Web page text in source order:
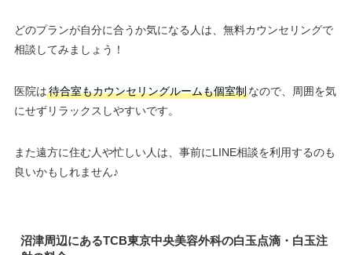
どのプランが自分に合うか気になる人は、無料カウンセリングで
相談してみましょう！
医院は待合室もカウンセリングルームも個室制なので、周囲を気
にせずリラックスしやすいです。
また遠方に住む人や忙しい人は、事前にLINE相談を利用するのも
良いかもしれません♪
沼津周辺にあるTCB東京中央美容外科の白玉点滴・白玉注